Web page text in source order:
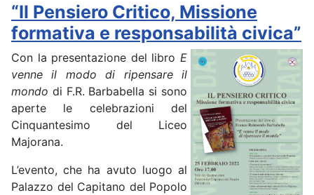
“Il Pensiero Critico, Missione
formativa e responsabilità civica”
Con la presentazione del libro E
venne il modo di ripensare il
mondo di F.R. Barbabella si sono
aperte le celebrazioni del
Cinquantesimo del Liceo
Majorana.
L’evento, che ha avuto luogo al
Palazzo del Capitano del Popolo